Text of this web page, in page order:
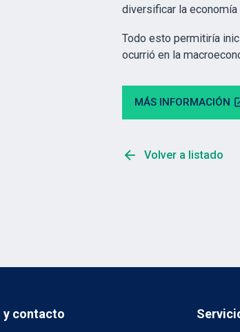
diversificar la
Todo esto permitiría
ocurrió en la
MÁS INFORMACIÓN
arrow_back Volver a listado
y contacto